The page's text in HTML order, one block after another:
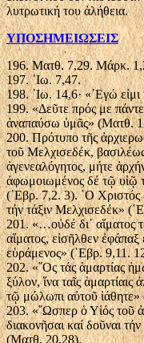
λυτρωτική του ἀλήθεια.
ΥΠΟΣΗΜΕΙΩΣΕΙΣ
196. Ματθ. 7,29. Μάρκ.
197. ᾿Ιω. 7,47.
198. ᾿Ιω. 14,6· «᾿Εγώ
199. «Δεῦτε πρός με
ἀναπαύσω ὑμᾶς» (Ματθ.
200. Πρότυπο τῆς
τοῦ Μελχισεδέκ,
ἀγενεαλόγητος, μήτε
ἀφωμοιωμένος δέ τῷ υἱῷ
(῾Εβρ. 7,2. 3). ῾Ο Χριστός
τήν τάξιν Μελχισεδέκ»
201. «…οὐδέ δι᾿ αἵματος
αἵματος, εἰσῆλθεν ἐφάπαξ
εὑράμενος» (῾Εβρ. 9,11.
202. «῞Ος τάς ἁμαρτίας
ξύλον, ἵνα ταῖς
τῷ μώλωπι αὐτοῦ
203. «῞Ωσπερ ὁ Υἱός τοῦ
διακονῆσαι καί δοῦναι
(Ματθ. 20,28).